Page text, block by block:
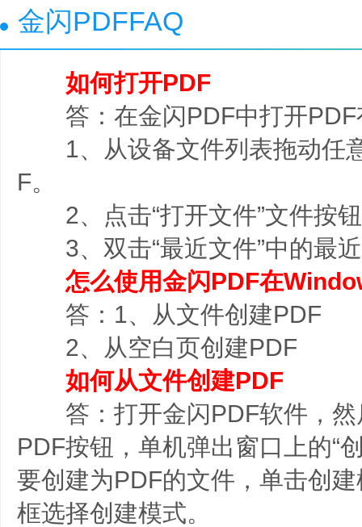
金闪PDFFAQ
如何打开PDF
答：在金闪PDF中打开PDF
1、从设备文件列表拖动任
F。
2、点击“打开文件”文件按
3、双击“最近文件”中的最
怎么使用金闪PDF在
答：1、从文件创建PDF
2、从空白页创建PDF
如何从文件创建PDF
答：打开金闪PDF软件，然
PDF按钮，单机弹出窗口上的“
要创建为PDF的文件，单击创建
框选择创建模式。